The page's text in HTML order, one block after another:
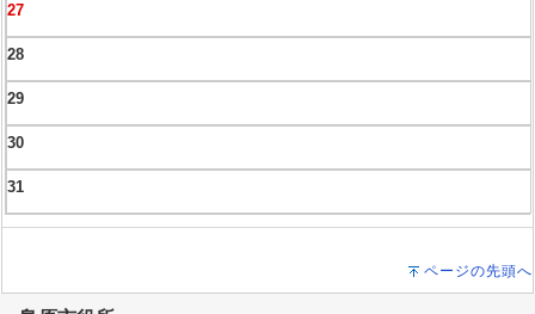
27
28
29
30
31
ページの先頭へ